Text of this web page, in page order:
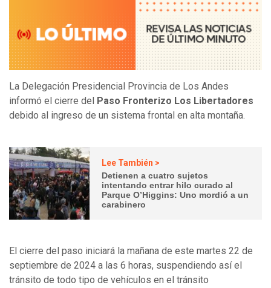
La Delegación Presidencial Provincia de Los Andes
informó el cierre del
Paso Fronterizo Los Libertadores
debido al ingreso de un sistema frontal en alta montaña.
Lee También >
Detienen a cuatro sujetos
intentando entrar hilo curado al
Parque O’Higgins: Uno mordió a un
carabinero
El cierre del paso iniciará la mañana de este martes 22 de
septiembre de 2024 a las 6 horas, suspendiendo así el
tránsito de todo tipo de vehículos en el tránsito